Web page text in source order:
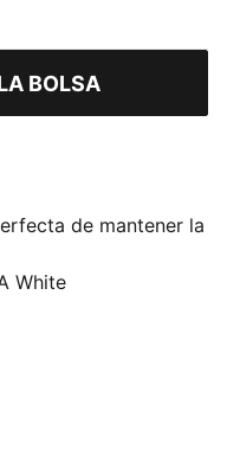
BOLSA
de mantener la
a tu equipo. Con un
exhibe con orgullo
mostrarle tu
gorro beanie
en primera
White